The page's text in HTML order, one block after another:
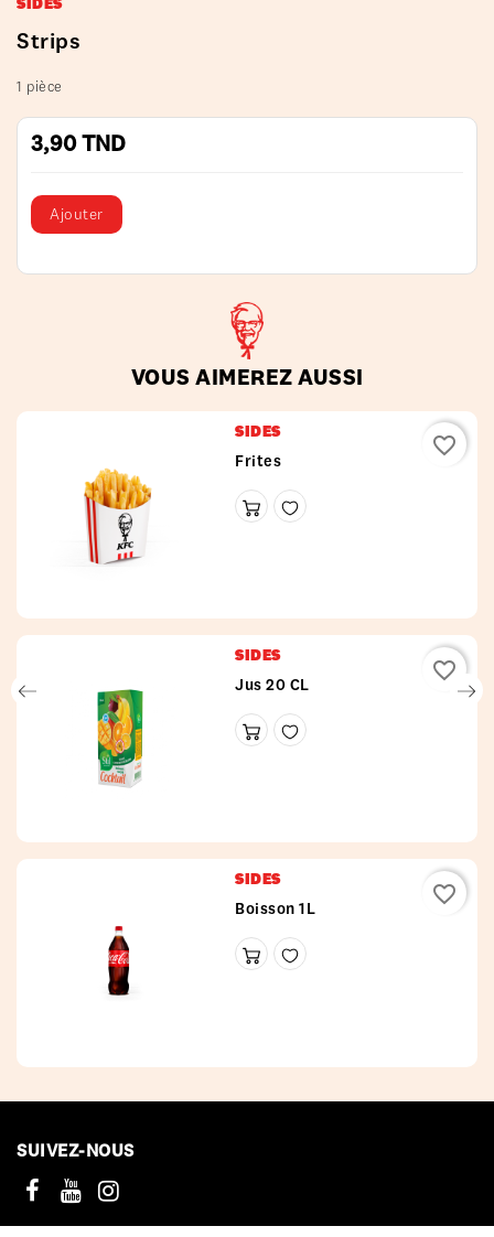
Strips
1 pièce
3,90 TND
Ajouter
VOUS AIMEREZ AUSSI
SIDES
Frites
favorite_border
SIDES
Jus 20 CL
favorite_border
SIDES
Boisson 1L
favorite_border
SUIVEZ-NOUS